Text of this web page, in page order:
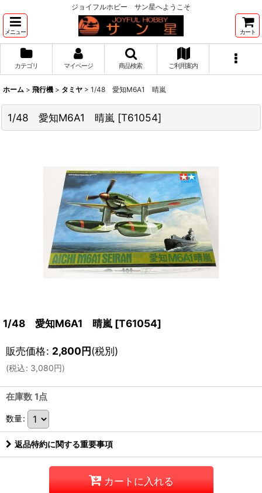
ジョイフルホビー サン星へようこそ
メニュー カート
カテゴリ マイページ 商品検索 ご利用案内
ホーム > 飛行機 > タミヤ > 1/48 愛知M6A1 晴嵐
1/48 愛知M6A1 晴嵐 [T61054]
1/48 愛知M6A1 晴嵐 [T61054]
販売価格: 2,800円(税別)
(税込: 3,080円)
在庫数 1点
数量:
返品特約に関する重要事項
カートに入れる